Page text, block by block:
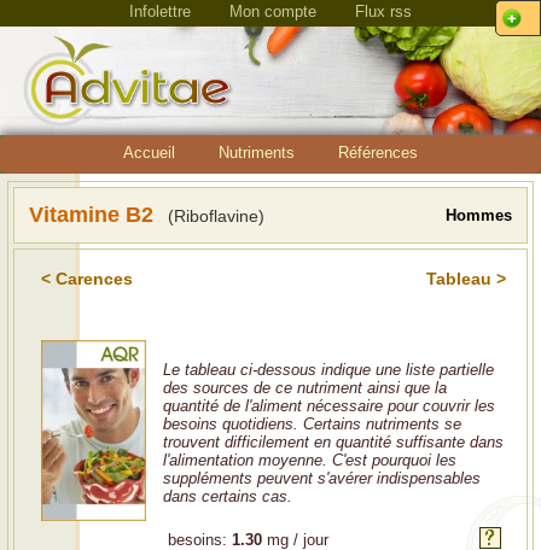
Infolettre Mon compte Flux rss
Accueil Nutriments Références
Vitamine B2 (Riboflavine) Hommes
< Carences Tableau >
Le tableau ci-dessous indique une liste partielle
des sources de ce nutriment ainsi que la
quantité de l'aliment nécessaire pour couvrir les
besoins quotidiens. Certains nutriments se
trouvent difficilement en quantité suffisante dans
l'alimentation moyenne. C'est pourquoi les
suppléments peuvent s'avérer indispensables
dans certains cas.
besoins: 1.30 mg / jour